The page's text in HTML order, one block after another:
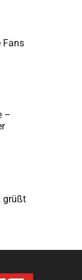
Fans
–
grüßt